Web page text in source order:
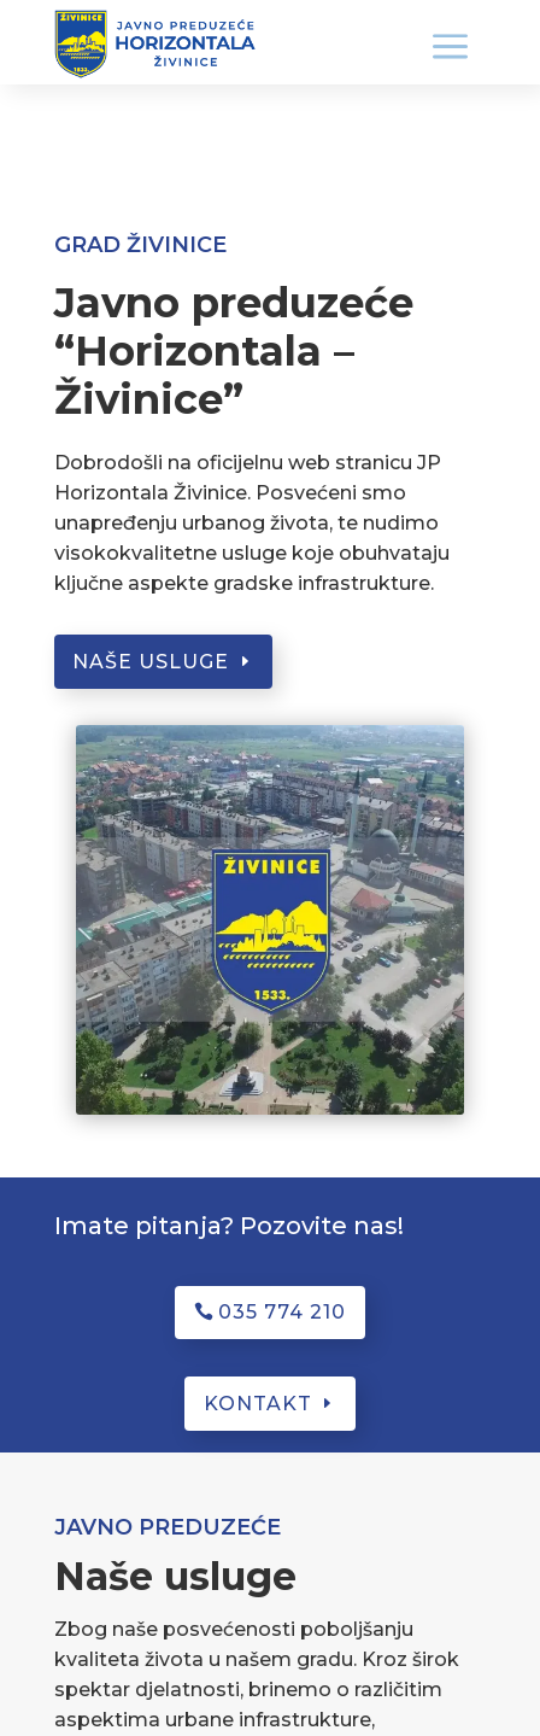
GRAD ŽIVINICE
Javno preduzeće
“Horizontala –
Živinice”
Dobrodošli na oficijelnu web stranicu JP
Horizontala Živinice. Posvećeni smo
unapređenju urbanog života, te nudimo
visokokvalitetne usluge koje obuhvataju
ključne aspekte gradske infrastrukture.
NAŠE USLUGE
Imate pitanja? Pozovite nas!
035 774 210
KONTAKT
JAVNO PREDUZEĆE
Naše usluge
Zbog naše posvećenosti poboljšanju
kvaliteta života u našem gradu. Kroz širok
spektar djelatnosti, brinemo o različitim
aspektima urbane infrastrukture,